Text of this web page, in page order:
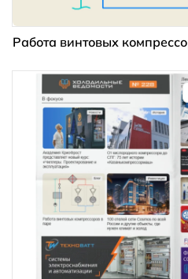
Работа винтовых